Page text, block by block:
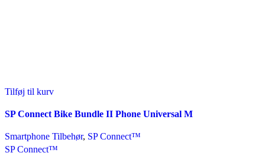
Tilføj til kurv
SP Connect Bike Bundle II Phone Universal M
Smartphone Tilbehør, SP Connect™
SP Connect™